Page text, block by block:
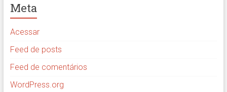
Meta
Acessar
Feed de posts
Feed de comentários
WordPress.org